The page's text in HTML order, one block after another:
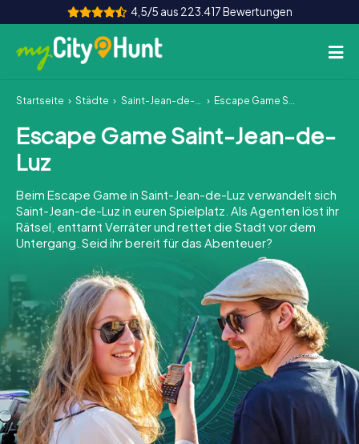
4,5/5 aus 223.417 Bewertungen
So funktioniert's
Städte
Teamevent
Tickets
INT AT CH
DE
ES
FR UK
IE
IT
NL
Tickets buchen
Startseite Städte Saint-Jean-de-Luz Escape Game Saint-Jean-de-Luz
Escape Game Saint-Jean-de-
Luz
Beim Escape Game in Saint-Jean-de-Luz verwandelt sich
Saint-Jean-de-Luz in euren Spielplatz. Als Agenten löst ihr
Rätsel, enttarnt Verräter und rettet die Stadt vor dem
Untergang. Seid ihr bereit für das Abenteuer?